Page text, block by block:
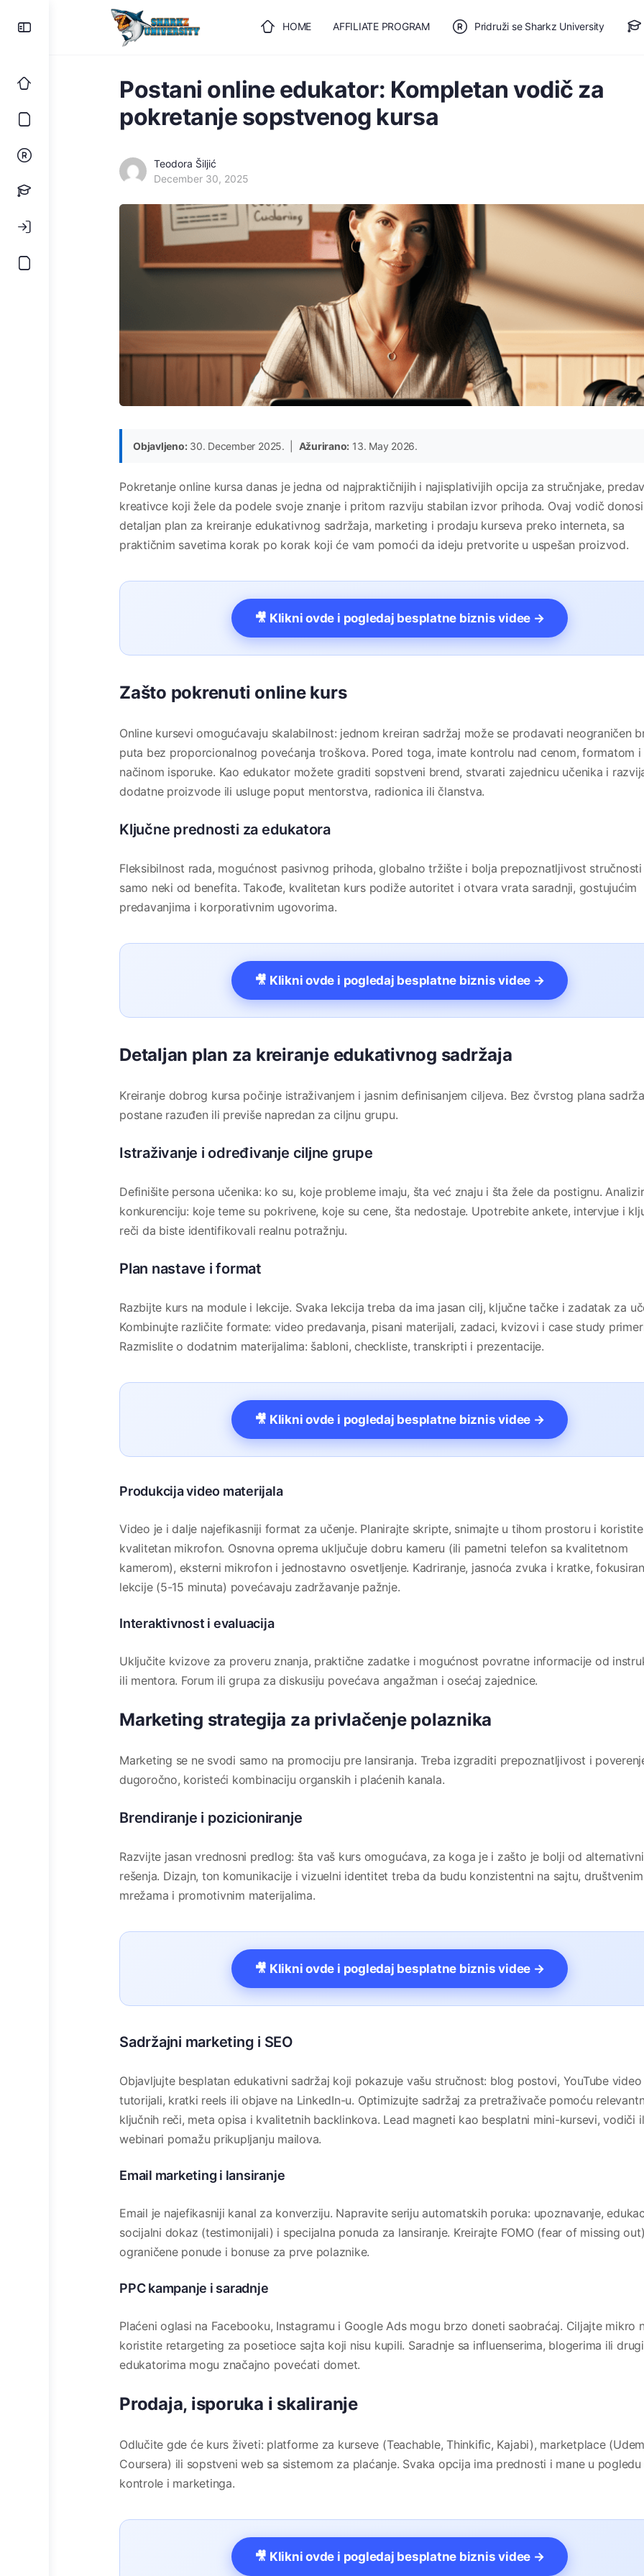
HOME AFFILIATE PROGRAM Pridruži se Sharkz University
ULOGUJTE SE 🎯 BESPLATAN PLAN
Postani online edukator: Kompletan vodič za
pokretanje sopstvenog kursa
Teodora Šiljić
December 30, 2025
Objavljeno:30. December 2025. | Ažurirano: 13. May 2026.
Pokretanje online kursa danas je jedna od najpraktičnijih i najisplativijih opcija za stručnjake,
kreativce koji žele da podele svoje znanje i pritom razviju stabilan izvor prihoda. Ovaj vodič donosi
detaljan plan za kreiranje edukativnog sadržaja, marketing i prodaju kurseva preko interneta, sa
praktičnim savetima korak po korak koji će vam pomoći da ideju pretvorite u uspešan proizvod.
🎥 Klikni ovde i pogledaj besplatne biznis videe →
Zašto pokrenuti online kurs
Online kursevi omogućavaju skalabilnost: jednom kreiran sadržaj može se prodavati neograničen
puta bez proporcionalnog povećanja troškova. Pored toga, imate kontrolu nad cenom, formatom i
načinom isporuke. Kao edukator možete graditi sopstveni brend, stvarati zajednicu učenika i
dodatne proizvode ili usluge poput mentorstva, radionica ili članstva.
Ključne prednosti za edukatora
Fleksibilnost rada, mogućnost pasivnog prihoda, globalno tržište i bolja prepoznatljivost stručnosti
samo neki od benefita. Takođe, kvalitetan kurs podiže autoritet i otvara vrata saradnji, gostujućim
predavanjima i korporativnim ugovorima.
🎥 Klikni ovde i pogledaj besplatne biznis videe →
Detaljan plan za kreiranje edukativnog sadržaja
Kreiranje dobrog kursa počinje istraživanjem i jasnim definisanjem ciljeva. Bez čvrstog plana
postane razuđen ili previše napredan za ciljnu grupu.
Istraživanje i određivanje ciljne grupe
Definišite persona učenika: ko su, koje probleme imaju, šta već znaju i šta žele da postignu.
konkurenciju: koje teme su pokrivene, koje su cene, šta nedostaje. Upotrebite ankete, intervjue i
reči da biste identifikovali realnu potražnju.
Plan nastave i format
Razbijte kurs na module i lekcije. Svaka lekcija treba da ima jasan cilj, ključne tačke i zadatak za
Kombinujte različite formate: video predavanja, pisani materijali, zadaci, kvizovi i case study
Razmislite o dodatnim materijalima: šabloni, checkliste, transkripti i prezentacije.
🎥 Klikni ovde i pogledaj besplatne biznis videe →
Produkcija video materijala
Video je i dalje najefikasniji format za učenje. Planirajte skripte, snimajte u tihom prostoru i koristite
kvalitetan mikrofon. Osnovna oprema uključuje dobru kameru (ili pametni telefon sa kvalitetnom
kamerom), eksterni mikrofon i jednostavno osvetljenje. Kadriranje, jasnoća zvuka i kratke,
lekcije (5-15 minuta) povećavaju zadržavanje pažnje.
Interaktivnost i evaluacija
Uključite kvizove za proveru znanja, praktične zadatke i mogućnost povratne informacije od
ili mentora. Forum ili grupa za diskusiju povećava angažman i osećaj zajednice.
Marketing strategija za privlačenje polaznika
Marketing se ne svodi samo na promociju pre lansiranja. Treba izgraditi prepoznatljivost i
dugoročno, koristeći kombinaciju organskih i plaćenih kanala.
Brendiranje i pozicioniranje
Razvijte jasan vrednosni predlog: šta vaš kurs omogućava, za koga je i zašto je bolji od
rešenja. Dizajn, ton komunikacije i vizuelni identitet treba da budu konzistentni na sajtu, društvenim
mrežama i promotivnim materijalima.
🎥 Klikni ovde i pogledaj besplatne biznis videe →
Sadržajni marketing i SEO
Objavljujte besplatan edukativni sadržaj koji pokazuje vašu stručnost: blog postovi, YouTube video
tutorijali, kratki reels ili objave na LinkedIn-u. Optimizujte sadržaj za pretraživače pomoću
ključnih reči, meta opisa i kvalitetnih backlinkova. Lead magneti kao besplatni mini-kursevi, vodiči
webinari pomažu prikupljanju mailova.
Email marketing i lansiranje
Email je najefikasniji kanal za konverziju. Napravite seriju automatskih poruka: upoznavanje,
socijalni dokaz (testimonijali) i specijalna ponuda za lansiranje. Kreirajte FOMO (fear of missing
ograničene ponude i bonuse za prve polaznike.
PPC kampanje i saradnje
Plaćeni oglasi na Facebooku, Instagramu i Google Ads mogu brzo doneti saobraćaj. Ciljajte mikro
koristite retargeting za posetioce sajta koji nisu kupili. Saradnje sa influenserima, blogerima ili
edukatorima mogu značajno povećati domet.
Prodaja, isporuka i skaliranje
Odlučite gde će kurs živeti: platforme za kurseve (Teachable, Thinkific, Kajabi), marketplace
Coursera) ili sopstveni web sa sistemom za plaćanje. Svaka opcija ima prednosti i mane u pogledu
kontrole i marketinga.
🎥 Klikni ovde i pogledaj besplatne biznis videe →